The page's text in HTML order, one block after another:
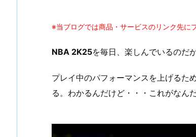
※当ブログでは商品・サービスのリンク先に
NBA 2K25を毎日、楽しんでいるのだ
プレイ中のパフォーマンスを上げるた
る。わかるんだけど・・・これがなん